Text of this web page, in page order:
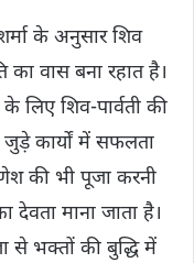
के अनुसार शिव
वास बना रहात है।
लिए शिव-पार्वती की
कार्यों में सफलता
की भी पूजा करनी
देवता माना जाता है।
से भक्तों की बुद्धि में